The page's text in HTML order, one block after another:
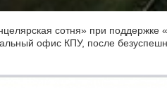
сотня» при поддержке
офис КПУ, после